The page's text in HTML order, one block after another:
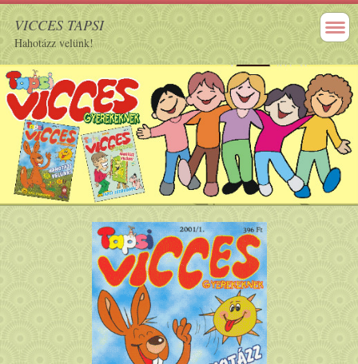
VICCES TAPSI
Hahotázz velünk!